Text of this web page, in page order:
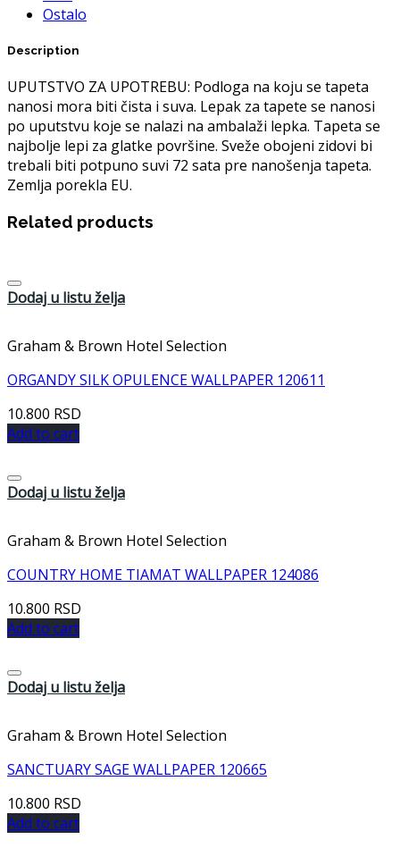
Ostalo
Description
UPUTSTVO ZA UPOTREBU: Podloga na koju se tapeta
nanosi mora biti čista i suva. Lepak za tapete se nanosi
po uputstvu koje se nalazi na ambalaži lepka. Tapeta se
najbolje lepi za glatke površine. Sveže obojeni zidovi bi
trebali biti potpuno suvi 72 sata pre nanošenja tapeta.
Zemlja porekla EU.
Related products
Dodaj u listu želja
Graham & Brown Hotel Selection
ORGANDY SILK OPULENCE WALLPAPER 120611
10.800 RSD
Add to cart
Dodaj u listu želja
Graham & Brown Hotel Selection
COUNTRY HOME TIAMAT WALLPAPER 124086
10.800 RSD
Add to cart
Dodaj u listu želja
Graham & Brown Hotel Selection
SANCTUARY SAGE WALLPAPER 120665
10.800 RSD
Add to cart